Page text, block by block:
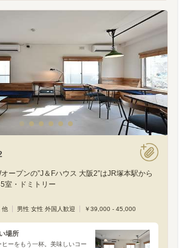
ープンの”J＆Fハウス 大阪2”はJR塚本駅から
室・ドミトリー
他
男性 女性 外国人歓迎 ￥39,000 - 45,000
場所
ヒーをもう一杯。美味しいコー